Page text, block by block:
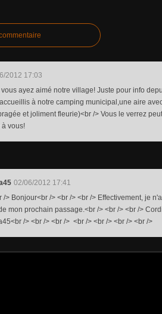
2012 17:03
ayez aimé notre village! Juste pour info
à notre camping municipal,une aire
et joliment fleurie)<br /> Vous le verrez
vous!
02/06/2012 17:41
/> Bonjour<br /> <br /> <br /> Effectivement, je
mon prochain passage.<br /> <br /> <br />
/> <br /> <br /> <br /> <br /> <br /> <br />